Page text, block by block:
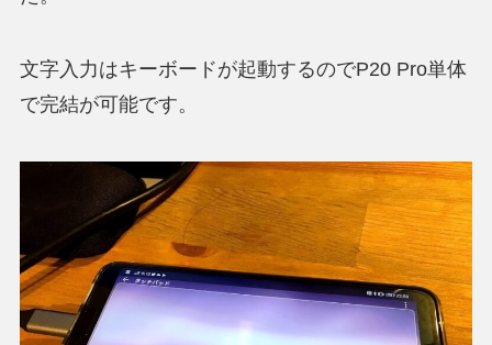
文字入力はキーボードが起動するのでP20 Pro単体
で完結が可能です。